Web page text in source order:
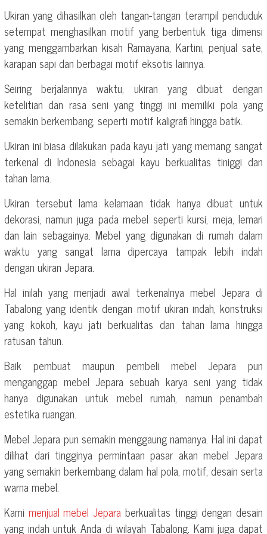
Ukiran yang dihasilkan oleh tangan-tangan terampil penduduk
setempat menghasilkan motif yang berbentuk tiga dimensi
yang menggambarkan kisah Ramayana, Kartini, penjual sate,
karapan sapi dan berbagai motif eksotis lainnya.
Seiring berjalannya waktu, ukiran yang dibuat dengan
ketelitian dan rasa seni yang tinggi ini memiliki pola yang
semakin berkembang, seperti motif kaligrafi hingga batik.
Ukiran ini biasa dilakukan pada kayu jati yang memang sangat
terkenal di Indonesia sebagai kayu berkualitas tiniggi dan
tahan lama.
Ukiran tersebut lama kelamaan tidak hanya dibuat untuk
dekorasi, namun juga pada mebel seperti kursi, meja, lemari
dan lain sebagainya. Mebel yang digunakan di rumah dalam
waktu yang sangat lama dipercaya tampak lebih indah
dengan ukiran Jepara.
Hal inilah yang menjadi awal terkenalnya mebel Jepara di
Tabalong yang identik dengan motif ukiran indah, konstruksi
yang kokoh, kayu jati berkualitas dan tahan lama hingga
ratusan tahun.
Baik pembuat maupun pembeli mebel Jepara pun
menganggap mebel Jepara sebuah karya seni yang tidak
hanya digunakan untuk mebel rumah, namun penambah
estetika ruangan.
Mebel Jepara pun semakin menggaung namanya. Hal ini dapat
dilihat dari tingginya permintaan pasar akan mebel Jepara
yang semakin berkembang dalam hal pola, motif, desain serta
warna mebel.
Kami menjual mebel Jepara berkualitas tinggi dengan desain
yang indah untuk Anda di wilayah Tabalong. Kami juga dapat